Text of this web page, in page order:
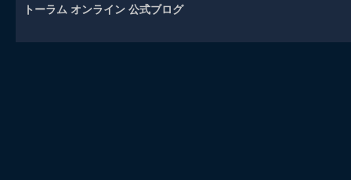
トーラム オンライン 公式ブログ